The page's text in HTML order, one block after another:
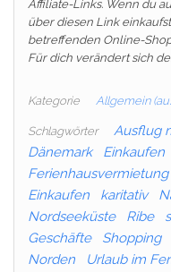
Affiliate-Links. Wenn du
über diesen Link
betreffenden Online-
Für dich verändert sich
Kategorie Allgemein
Schlagwörter Ausflug
Dänemark
Einkaufen
Ferienhausvermietung
Einkaufen
karitativ
Nordseeküste
Ribe
Geschäfte
Shopping
Norden
Urlaub im